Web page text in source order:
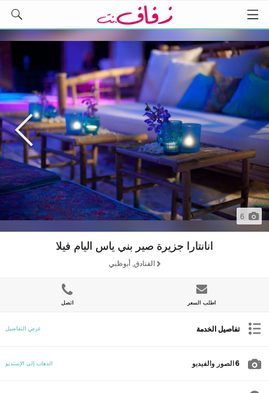
6
انانتارا جزيرة صير بني ياس اليام فيلا
الفنادق, أبوظبي
اطلب السعر اتصل
تفاصيل الخدمة عرض التفاصيل
6 الصور والفيديو الذهاب إلى الإستديو